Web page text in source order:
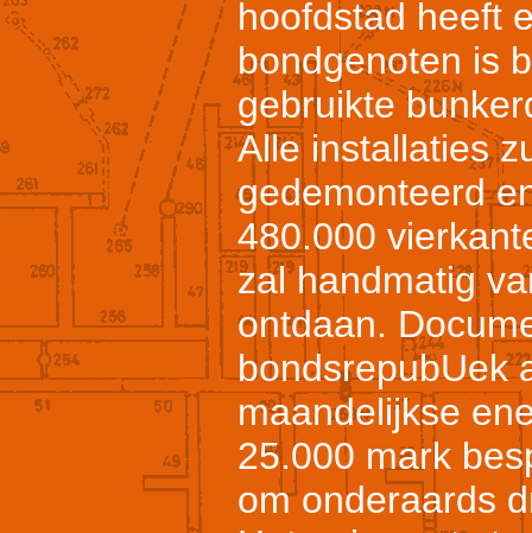
hoofdstad heeft
bondgenoten is
gebruikte
Alle installaties
gedemonteerd
480.000
zal handmatig
ontdaan.
bondsrepubUek
maandelijkse
25.000 mark
om onderaards